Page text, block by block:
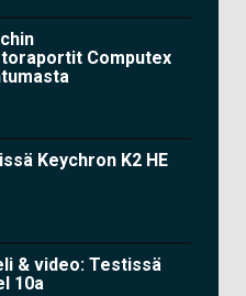
Computex
Keychron K2 HE
& video: Testissä
10a